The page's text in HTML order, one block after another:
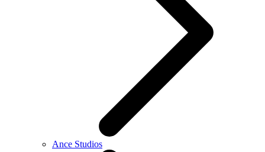
Ance Studios